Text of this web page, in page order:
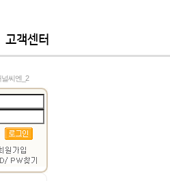
고객센터
널씨엔_2